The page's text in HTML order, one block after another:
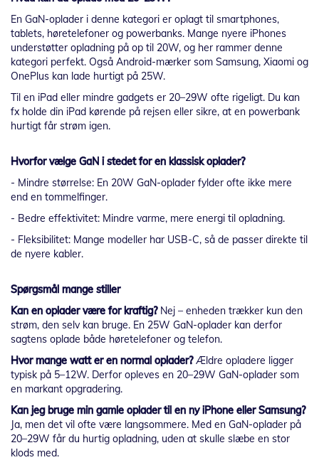
En GaN-oplader i denne kategori er oplagt til smartphones,
tablets, høretelefoner og powerbanks. Mange nyere iPhones
understøtter opladning på op til 20W, og her rammer denne
kategori perfekt. Også Android-mærker som Samsung, Xiaomi og
OnePlus kan lade hurtigt på 25W.
Til en iPad eller mindre gadgets er 20–29W ofte rigeligt. Du kan
fx holde din iPad kørende på rejsen eller sikre, at en powerbank
hurtigt får strøm igen.
Hvorfor vælge GaN i stedet for en klassisk oplader?
- Mindre størrelse: En 20W GaN-oplader fylder ofte ikke mere
end en tommelfinger.
- Bedre effektivitet: Mindre varme, mere energi til opladning.
- Fleksibilitet: Mange modeller har USB-C, så de passer direkte til
de nyere kabler.
Spørgsmål mange stiller
Kan en oplader være for kraftig?Nej – enheden trækker kun den
strøm, den selv kan bruge. En 25W GaN-oplader kan derfor
sagtens oplade både høretelefoner og telefon.
Hvor mange watt er en normal oplader?Ældre opladere ligger
typisk på 5–12W. Derfor opleves en 20–29W GaN-oplader som
en markant opgradering.
Kan jeg bruge min gamle oplader til en ny iPhone eller Samsung?
Ja, men det vil ofte være langsommere. Med en GaN-oplader på
20–29W får du hurtig opladning, uden at skulle slæbe en stor
klods med.